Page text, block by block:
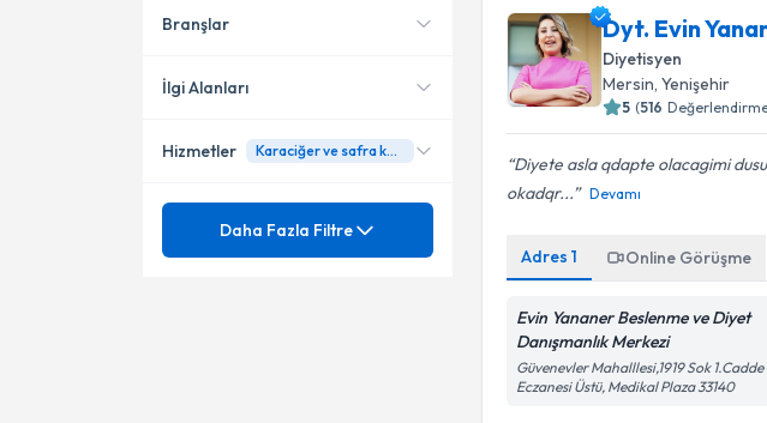
Dyt. Evin
Diyetisyen
Mersin, Yenişehir
5 (516
Diyete asla qdapte olacagimi
okadqr...
Devamı
Adres1 Online Görüşme
Evin Yananer Beslenme ve Diyet
Danışmanlık Merkezi
Güvenevler Mahalllesi,1919 Sok
Eczanesi Üstü, Medikal Plaza 33140
Merkez
Konumuma yakın uzmanları
Branşlar
Diyetisyen
İlgi Alanları
6 – 24 aylık bebek beslenmesi
Hizmetler Karaciğer ve safra kesesi hastalıklarında beslenme
Mezuniyet
Daha Fazla Filtre